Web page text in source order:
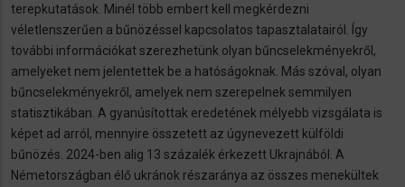
terepkutatások. Minél több embert kell megkérdezni
véletlenszerűen a bűnözéssel kapcsolatos tapasztalatairól. Így
további információkat szerezhetünk olyan bűncselekményekről,
amelyeket nem jelentettek be a hatóságoknak. Más szóval, olyan
bűncselekményekről, amelyek nem szerepelnek semmilyen
statisztikában. A gyanúsítottak eredetének mélyebb vizsgálata is
képet ad arról, mennyire összetett az úgynevezett külföldi
bűnözés. 2024-ben alig 13 százalék érkezett Ukrajnából. A
Németországban élő ukránok részaránya az összes menekültek